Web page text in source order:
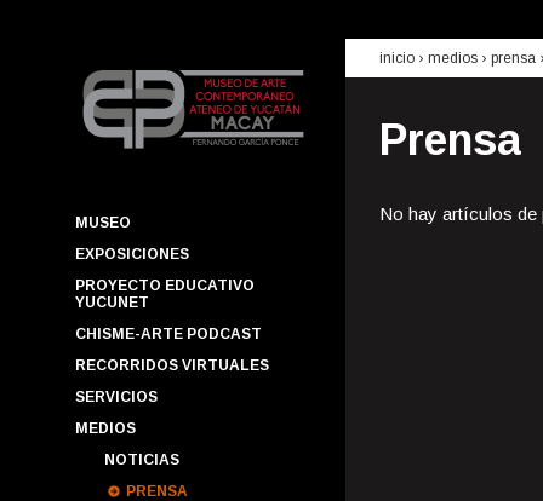
MUSEO
EXPOSICIONES
PROYECTO EDUCATIVO
YUCUNET
CHISME-ARTE PODCAST
RECORRIDOS VIRTUALES
SERVICIOS
MEDIOS
NOTICIAS
PRENSA
inicio › medios › prensa
Prensa
No hay artículos de